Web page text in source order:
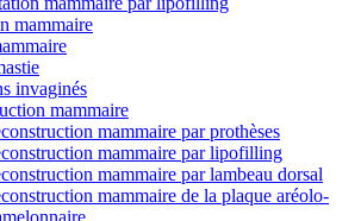
mammaire
invaginés
mammaire
mammaire par prothèses
mammaire par lipofilling
mammaire par lambeau dorsal
mammaire de la plaque aréolo-